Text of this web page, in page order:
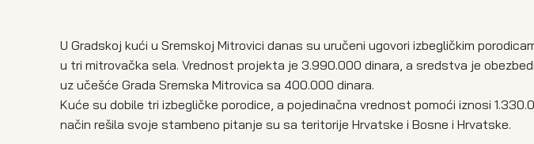
U Gradskoj kući u Sremskoj Mitrovici danas su uručeni ugovori izbegličkim
u tri mitrovačka sela. Vrednost projekta je 3.990.000 dinara, a sredstva je
uz učešće Grada Sremska Mitrovica sa 400.000 dinara.
Kuće su dobile tri izbegličke porodice, a pojedinačna vrednost pomoći iznosi
način rešila svoje stambeno pitanje su sa teritorije Hrvatske i Bosne i Hrvatske.